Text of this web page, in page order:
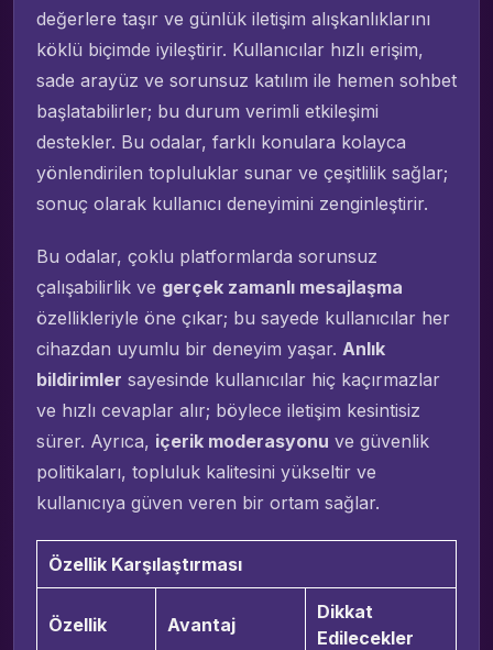
değerlere taşır ve günlük iletişim alışkanlıklarını
köklü biçimde iyileştirir. Kullanıcılar hızlı erişim,
sade arayüz ve sorunsuz katılım ile hemen sohbet
başlatabilirler; bu durum verimli etkileşimi
destekler. Bu odalar, farklı konulara kolayca
yönlendirilen topluluklar sunar ve çeşitlilik sağlar;
sonuç olarak kullanıcı deneyimini zenginleştirir.
Bu odalar, çoklu platformlarda sorunsuz
çalışabilirlik ve gerçek zamanlı mesajlaşma
özellikleriyle öne çıkar; bu sayede kullanıcılar her
cihazdan uyumlu bir deneyim yaşar. Anlık
bildirimler sayesinde kullanıcılar hiç kaçırmazlar
ve hızlı cevaplar alır; böylece iletişim kesintisiz
sürer. Ayrıca, içerik moderasyonu ve güvenlik
politikaları, topluluk kalitesini yükseltir ve
kullanıcıya güven veren bir ortam sağlar.
Özellik Karşılaştırması
Özellik Avantaj
Dikkat
Edilecekler